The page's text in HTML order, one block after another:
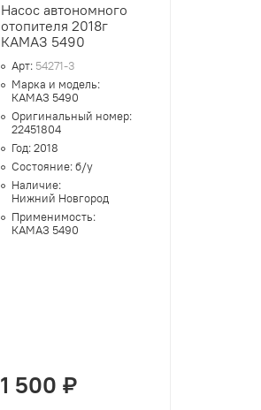
Насос автономного
отопителя 2018г
КАМАЗ 5490
Арт: 54271-3
Марка и модель:
КАМАЗ 5490
Оригинальный номер:
22451804
Год:2018
Состояние:б/у
Наличие:
Нижний Новгород
Применимость:
КАМАЗ 5490
1 500 ₽